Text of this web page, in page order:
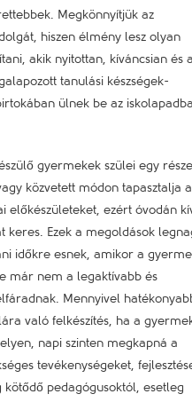
Megkönnyítjük az
hiszen élmény lesz olyan
akik nyitottan, kíváncsian és
tanulási készségek-
ülnek be az
gyermekek szülei egy
közvetett módon tapasztalja a
előkészületeket, ezért óvodán
keres. Ezek a megoldások
időkre esnek, amikor a
már nem a legaktívabb és
Mennyivel
való felkészítés, ha a
napi szinten megkapná a
tevékenységeket,
kötődő pedagógusoktól, esetleg